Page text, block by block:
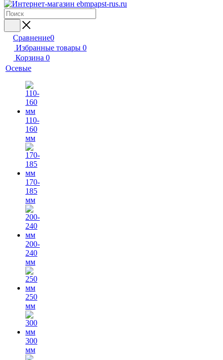
Сравнение0
Избранные товары 0
Корзина 0
Осевые
110-
160
мм
170-
185
мм
200-
240
мм
250
мм
300
мм